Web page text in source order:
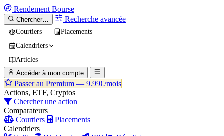
Rendement Bourse
Chercher… Recherche avancée
Courtiers
Placements
Calendriers
Articles
Accéder à mon compte
Passer au Premium — 9.99€/mois
Actions, ETF, Cryptos
Chercher une action
Comparateurs
Courtiers
Placements
Calendriers